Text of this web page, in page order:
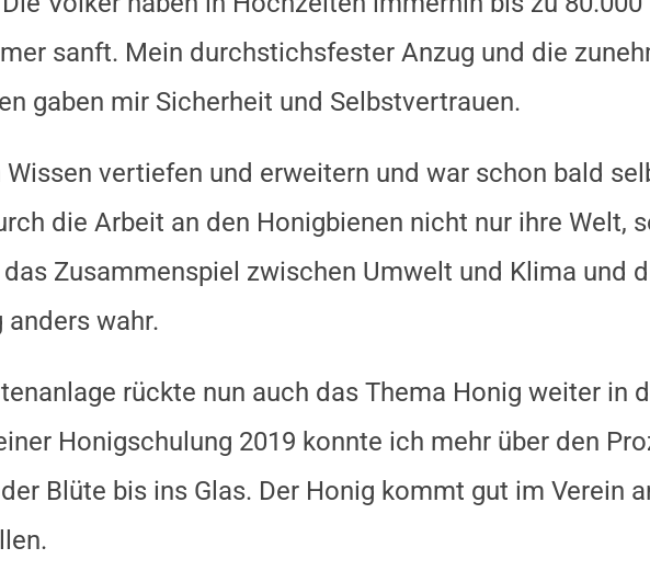
sanft. Mein durchstichsfester Anzug und die
gaben mir Sicherheit und Selbstvertrauen.
vertiefen und erweitern und war schon bald
die Arbeit an den Honigbienen nicht nur ihre Welt,
Zusammenspiel zwischen Umwelt und Klima und
anders wahr.
rückte nun auch das Thema Honig weiter in
Honigschulung 2019 konnte ich mehr über den
Blüte bis ins Glas. Der Honig kommt gut im Verein